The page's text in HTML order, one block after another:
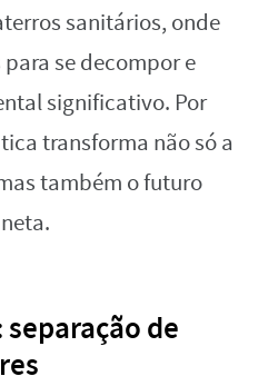
sanitários, onde
se decompor e
significativo. Por
transforma não só a
também o futuro
de